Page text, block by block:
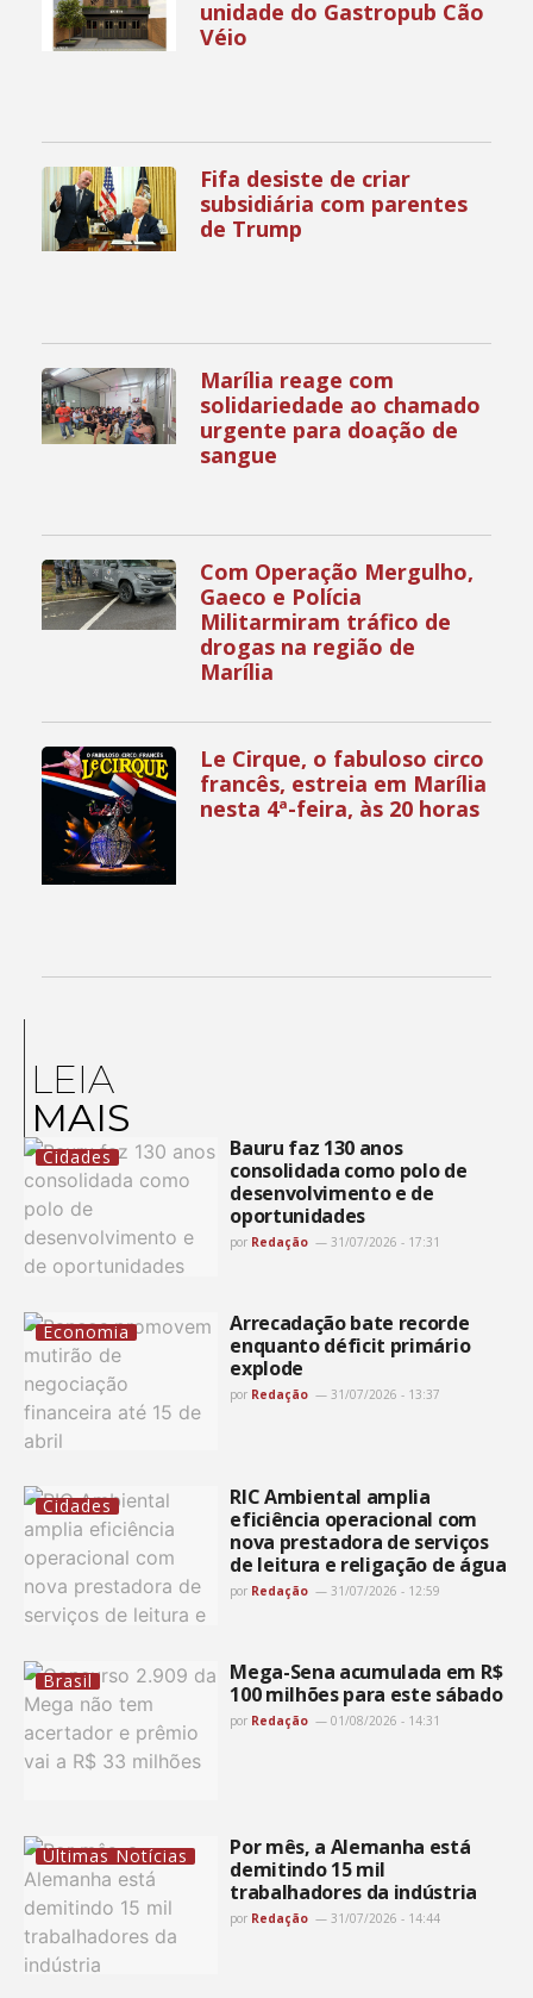
unidade do Gastropub Cão
Véio
Fifa desiste de criar
subsidiária com parentes
de Trump
Marília reage com
solidariedade ao chamado
urgente para doação de
sangue
Com Operação Mergulho,
Gaeco e Polícia
Militarmiram tráfico de
drogas na região de
Marília
Le Cirque, o fabuloso circo
francês, estreia em Marília
nesta 4ª-feira, às 20 horas
LEIA
MAIS
Cidades
Bauru faz 130 anos
consolidada como polo de
desenvolvimento e de
oportunidades
por Redação 31/07/2026 - 17:31
Economia
Arrecadação bate recorde
enquanto déficit primário
explode
por Redação 31/07/2026 - 13:37
Cidades
RIC Ambiental amplia
eficiência operacional com
nova prestadora de serviços
de leitura e religação de água
por Redação 31/07/2026 - 12:59
Brasil
Mega-Sena acumulada em R$
100 milhões para este sábado
por Redação 01/08/2026 - 14:31
Últimas Notícias
Por mês, a Alemanha está
demitindo 15 mil
trabalhadores da indústria
por Redação 31/07/2026 - 14:44